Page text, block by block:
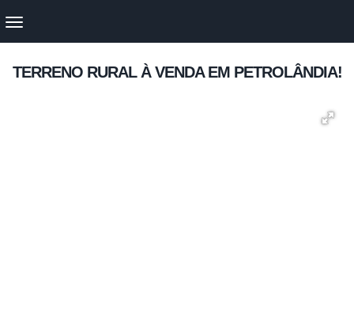
TERRENO RURAL À VENDA EM PETROLÂNDIA!